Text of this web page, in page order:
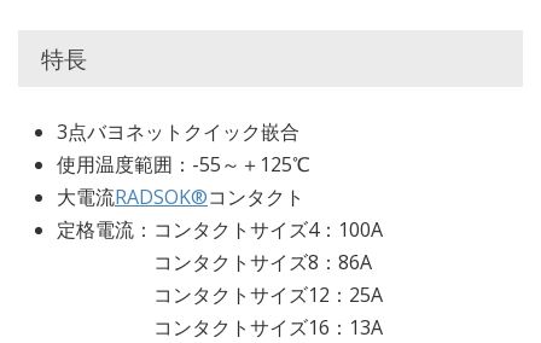
特長
3点バヨネットクイック嵌合
使用温度範囲：-55～＋125℃
大電流RADSOK®コンタクト
定格電流：コンタクトサイズ4：100A
コンタクトサイズ8：86A
コンタクトサイズ12：25A
コンタクトサイズ16：13A